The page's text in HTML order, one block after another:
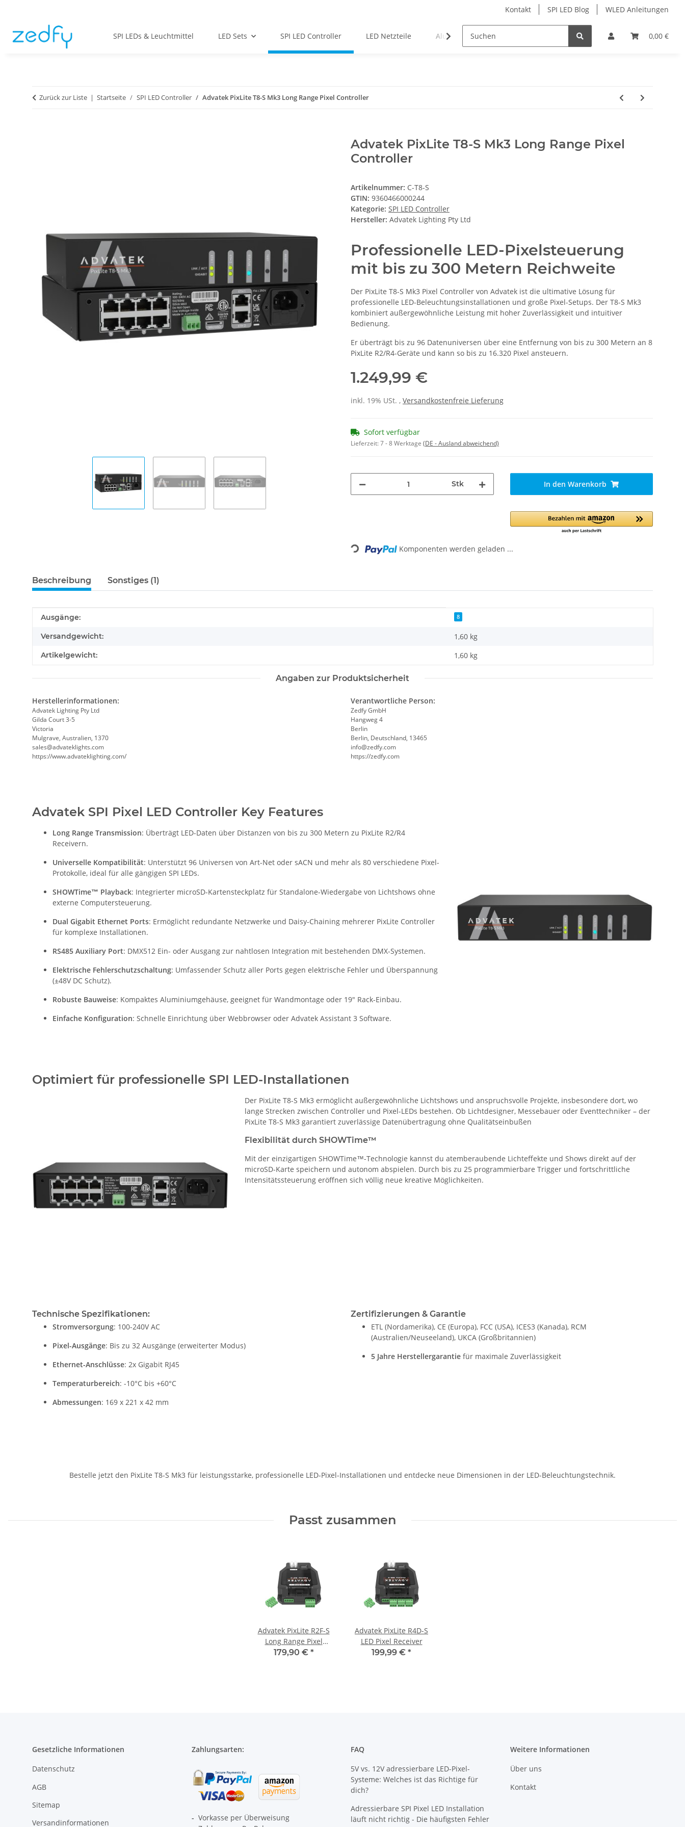
Kontakt SPI LED Blog WLED Anleitungen
0,00 €
SPI LEDs & Leuchtmittel LED Sets SPI LED Controller LED Netzteile Alu-Profile Zubehör
Zurück zur Liste Startseite SPI LED Controller Advatek PixLite T8-S Mk3 Long Range Pixel Controller
Advatek PixLite T8-S Mk3 Long Range Pixel
Controller
Artikelnummer: C-T8-S
GTIN: 9360466000244
Kategorie: SPI LED Controller
Hersteller: Advatek Lighting Pty Ltd
Professionelle LED-Pixelsteuerung
mit bis zu 300 Metern Reichweite
Der PixLite T8-S Mk3 Pixel Controller von Advatek ist die ultimative Lösung für
professionelle LED-Beleuchtungsinstallationen und große Pixel-Setups. Der T8-S Mk3
kombiniert außergewöhnliche Leistung mit hoher Zuverlässigkeit und intuitiver
Bedienung.
Er überträgt bis zu 96 Datenuniversen über eine Entfernung von bis zu 300 Metern an 8
PixLite R2/R4-Geräte und kann so bis zu 16.320 Pixel ansteuern.
1.249,99 €
inkl. 19% USt. , Versandkostenfreie Lieferung
Sofort verfügbar
Lieferzeit:7 - 8 Werktage (DE - Ausland abweichend)
Stk In den Warenkorb
Loading... Komponenten werden geladen ...
Beschreibung Sonstiges (1)
Produkteigenschaft
Wert
Ausgänge: 8
Versandgewicht: 1,60 kg
Artikelgewicht: 1,60 kg
Angaben zur Produktsicherheit
Herstellerinformationen:
Advatek Lighting Pty Ltd
Gilda Court 3-5
Victoria
Mulgrave, Australien, 1370
sales@advateklights.com
https://www.advateklighting.com/
Verantwortliche Person:
Zedfy GmbH
Hangweg 4
Berlin
Berlin, Deutschland, 13465
info@zedfy.com
https://zedfy.com
Advatek SPI Pixel LED Controller Key Features
Long Range Transmission: Überträgt LED-Daten über Distanzen von bis zu 300 Metern zu PixLite R2/R4
Receivern.
Universelle Kompatibilität: Unterstützt 96 Universen von Art-Net oder sACN und mehr als 80 verschiedene Pixel-
Protokolle, ideal für alle gängigen SPI LEDs.
SHOWTime™ Playback: Integrierter microSD-Kartensteckplatz für Standalone-Wiedergabe von Lichtshows ohne
externe Computersteuerung.
Dual Gigabit Ethernet Ports: Ermöglicht redundante Netzwerke und Daisy-Chaining mehrerer PixLite Controller
für komplexe Installationen.
RS485 Auxiliary Port: DMX512 Ein- oder Ausgang zur nahtlosen Integration mit bestehenden DMX-Systemen.
Elektrische Fehlerschutzschaltung: Umfassender Schutz aller Ports gegen elektrische Fehler und Überspannung
(±48V DC Schutz).
Robuste Bauweise: Kompaktes Aluminiumgehäuse, geeignet für Wandmontage oder 19" Rack-Einbau.
Einfache Konfiguration: Schnelle Einrichtung über Webbrowser oder Advatek Assistant 3 Software.
Optimiert für professionelle SPI LED-Installationen
Der PixLite T8-S Mk3 ermöglicht außergewöhnliche Lichtshows und anspruchsvolle Projekte, insbesondere dort, wo
lange Strecken zwischen Controller und Pixel-LEDs bestehen. Ob Lichtdesigner, Messebauer oder Eventtechniker – der
PixLite T8-S Mk3 garantiert zuverlässige Datenübertragung ohne Qualitätseinbußen
Flexibilität durch SHOWTime™
Mit der einzigartigen SHOWTime™-Technologie kannst du atemberaubende Lichteffekte und Shows direkt auf der
microSD-Karte speichern und autonom abspielen. Durch bis zu 25 programmierbare Trigger und fortschrittliche
Intensitätssteuerung eröffnen sich völlig neue kreative Möglichkeiten.
Technische Spezifikationen:
Stromversorgung: 100-240V AC
Pixel-Ausgänge: Bis zu 32 Ausgänge (erweiterter Modus)
Ethernet-Anschlüsse: 2x Gigabit RJ45
Temperaturbereich: -10°C bis +60°C
Abmessungen: 169 x 221 x 42 mm
Zertifizierungen & Garantie
ETL (Nordamerika), CE (Europa), FCC (USA), ICES3 (Kanada), RCM
(Australien/Neuseeland), UKCA (Großbritannien)
5 Jahre Herstellergarantie für maximale Zuverlässigkeit
Bestelle jetzt den PixLite T8-S Mk3 für leistungsstarke, professionelle LED-Pixel-Installationen und entdecke neue Dimensionen in der LED-Beleuchtungstechnik.
Passt zusammen
Advatek PixLite R2F-S
Long Range Pixel
Receiver
179,90 € *
Advatek PixLite R4D-S
LED Pixel Receiver
199,99 € *
Gesetzliche Informationen
Datenschutz
AGB
Sitemap
Versandinformationen
Zahlungsarten:
- Vorkasse per Überweisung
FAQ
5V vs. 12V adressierbare LED-Pixel-
Systeme: Welches ist das Richtige für
dich?
Adressierbare SPI Pixel LED Installation
läuft nicht richtig - Die häufigsten Fehler
Weitere Informationen
Über uns
Kontakt